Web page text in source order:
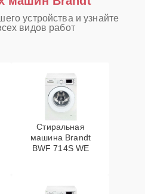
устройства и узнайте
видов работ
Стиральная
машина Brandt
BWF 714S WE